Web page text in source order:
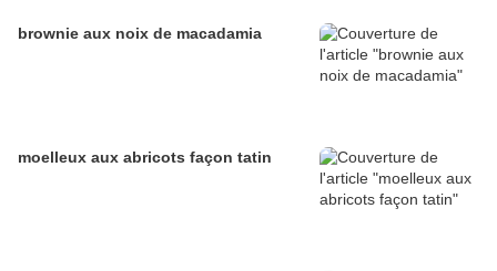
brownie aux noix de macadamia
moelleux aux abricots façon tatin